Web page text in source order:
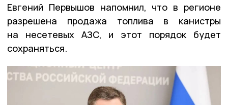
Евгений Первышов напомнил, что в регионе
разрешена продажа топлива в канистры
на несетевых АЗС, и этот порядок будет
сохраняться.